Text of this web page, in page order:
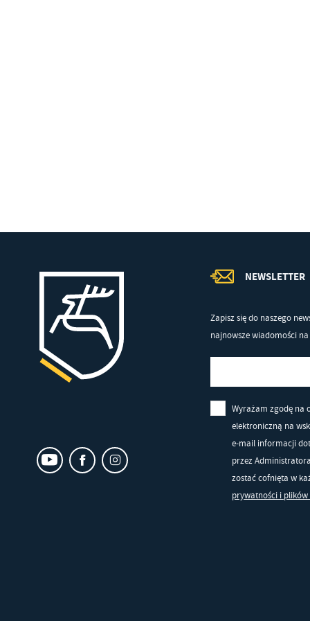
NEWSLETTER
Zapisz się do naszego
najnowsze wiadomości
Wyrażam zgodę na
elektroniczną na
e-mail informacji
przez
zostać cofnięta w
prywatności i plików